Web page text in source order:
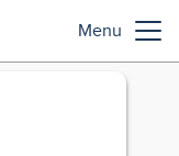
Menu